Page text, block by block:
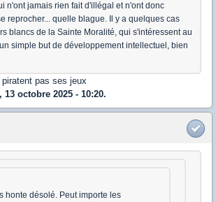
n'ont jamais rien fait d'illégal et n'ont donc
reprocher... quelle blague. Il y a quelques cas
blancs de la Sainte Moralité, qui s'intéressent au
simple but de développement intellectuel, bien
pas ses jeux
octobre 2025 - 10:20.
honte désolé. Peut importe les